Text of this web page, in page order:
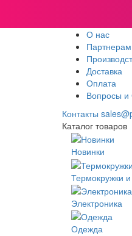
О нас
Партнерам
Доставка
Оплата
Вопросы и
Контакты
Каталог товаров
Новинки
Термокружки
Электроника
Одежда